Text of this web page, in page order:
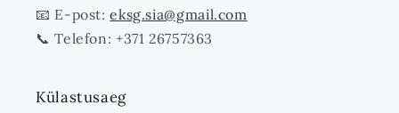
📧 E-post:eksg.sia@gmail.com
📞 Telefon: +371 26757363
Külastusaeg